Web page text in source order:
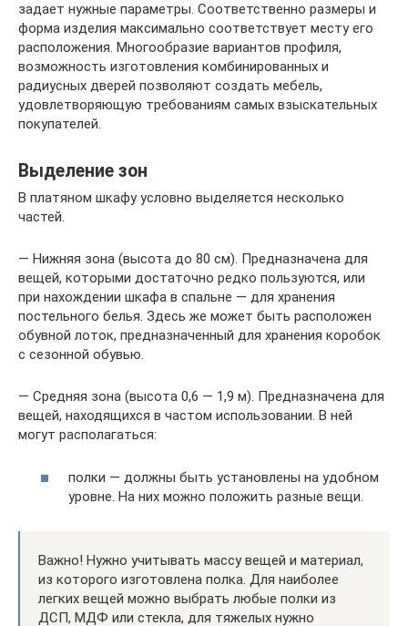
задает нужные параметры. Соответственно размеры и
форма изделия максимально соответствует месту его
расположения. Многообразие вариантов профиля,
возможность изготовления комбинированных и
радиусных дверей позволяют создать мебель,
удовлетворяющую требованиям самых взыскательных
покупателей.
Выделение зон
В платяном шкафу условно выделяется несколько
частей.
— Нижняя зона (высота до 80 см). Предназначена для
вещей, которыми достаточно редко пользуются, или
при нахождении шкафа в спальне — для хранения
постельного белья. Здесь же может быть расположен
обувной лоток, предназначенный для хранения коробок
с сезонной обувью.
— Средняя зона (высота 0,6 — 1,9 м). Предназначена для
вещей, находящихся в частом использовании. В ней
могут располагаться:
полки — должны быть установлены на удобном
уровне. На них можно положить разные вещи.
Важно! Нужно учитывать массу вещей и материал,
из которого изготовлена полка. Для наиболее
легких вещей можно выбрать любые полки из
ДСП, МДФ или стекла, для тяжелых нужно